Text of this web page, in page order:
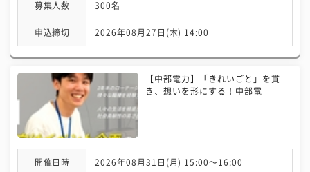
募集人数 300名
申込締切 2026年08月27日(木) 14:00
【中部電力】「きれいごと」を貫
き、想いを形にする！中部電
開催日時 2026年08月31日(月) 15:00〜16:00